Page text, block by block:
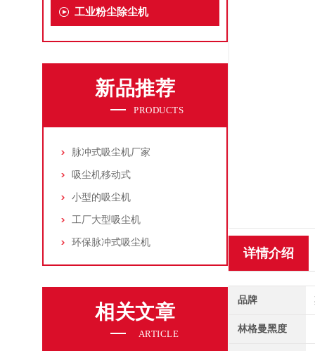
工业粉尘除尘机
新品推荐
PRODUCTS
脉冲式吸尘机厂家
吸尘机移动式
小型的吸尘机
工厂大型吸尘机
环保脉冲式吸尘机
相关文章
ARTICLE
详情介绍
品牌
林格曼黑度